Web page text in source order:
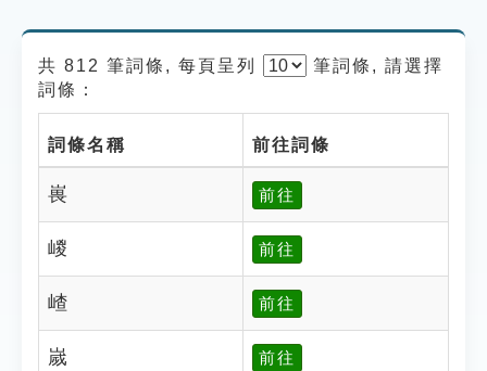
貓頭鷹博士
共 812 筆詞條, 每頁呈列 筆詞條, 請選擇
詞條：
詞條名稱 前往詞條
嵔 前往
嵕 前往
嵖 前往
嵗 前往